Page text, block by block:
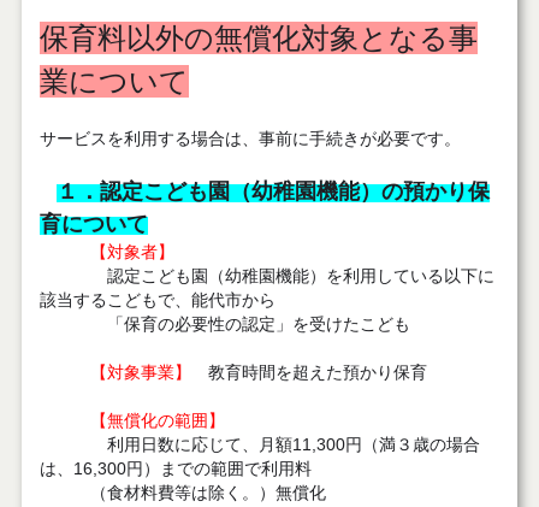
保育料以外の無償化対象となる事
業について
サービスを利用する場合は、事前に手続きが必要です。
１．認定こども園（幼稚園機能）の預かり保
育について
【対象者】
認定こども園（幼稚園機能）を利用している以下に
該当するこどもで、能代市から
「保育の必要性の認定」を受けたこども
【対象事業】 教育時間を超えた預かり保育
【無償化の範囲】
利用日数に応じて、月額11,300円（満３歳の場合
は、16,300円）までの範囲で利用料
（食材料費等は除く。）無償化